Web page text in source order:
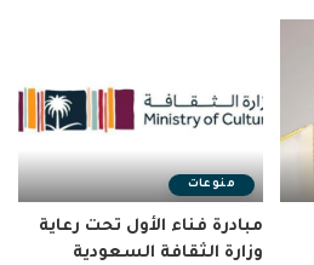
منوعات
مبادرة فناء الأول تحت رعاية
وزارة الثقافة السعودية